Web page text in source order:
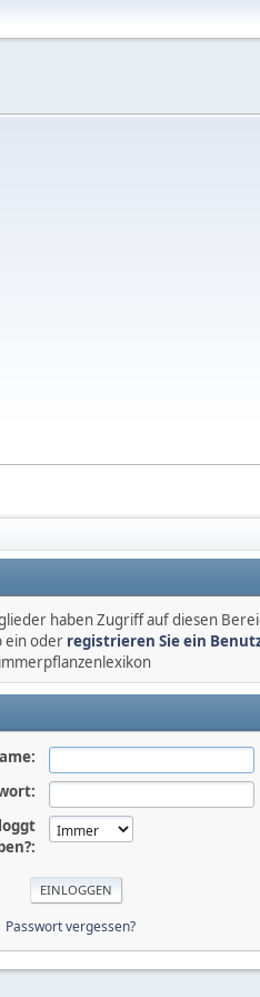
haben Zugriff auf diesen
ein oder registrieren Sie ein
Passwort vergessen?